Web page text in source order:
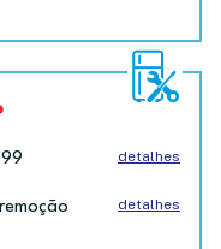
detalhes
detalhes